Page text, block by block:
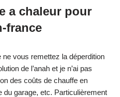
a chaleur pour
france
vous remettez la déperdition
de l’anah et je n’ai pas
des coûts de chauffe en
du garage, etc. Particulièrement